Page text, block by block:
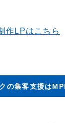
作LPはこちら
の集客支援は